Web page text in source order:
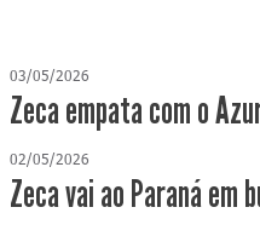
03/05/2026
Zeca empata com o
02/05/2026
Zeca vai ao Paraná em